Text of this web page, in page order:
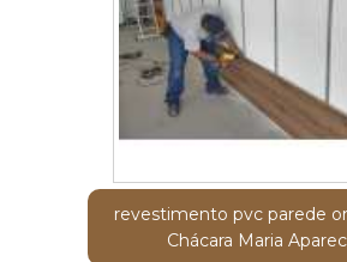
revestimento pvc parede
Chácara Maria